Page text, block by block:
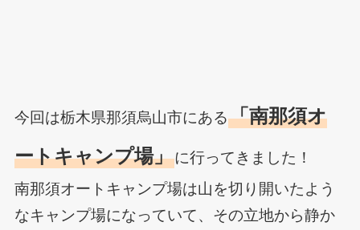
今回は栃木県那須烏山市にある「南那須オ
ートキャンプ場」に行ってきました！
南那須オートキャンプ場は山を切り開いたよう
なキャンプ場になっていて、その立地から静か